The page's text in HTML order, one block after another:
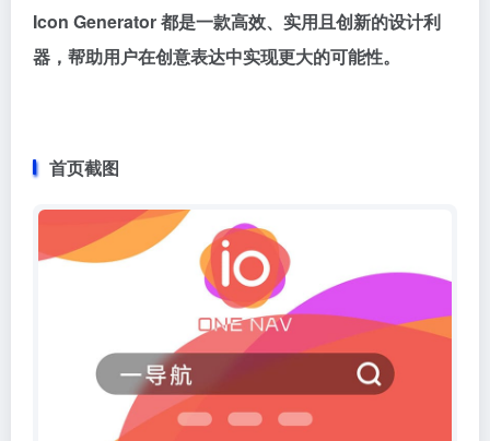
Icon Generator 都是一款高效、实用且创新的设计利
器，帮助用户在创意表达中实现更大的可能性。
首页截图